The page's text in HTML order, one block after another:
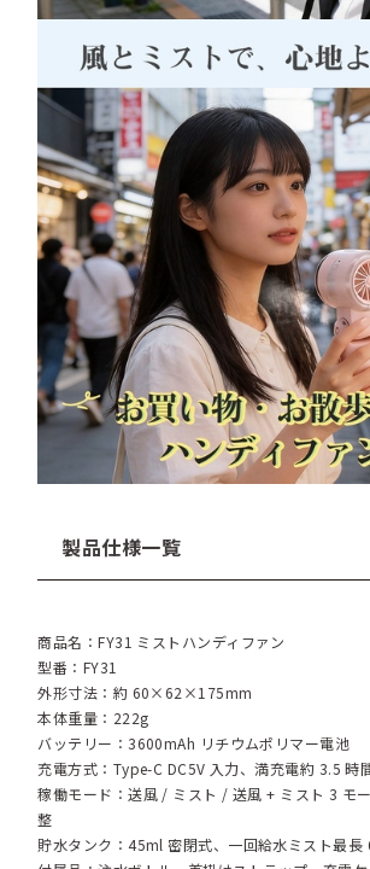
製品仕様一覧
商品名：FY31 ミストハンディファン
型番：FY31
外形寸法：約 60×62×175mm
本体重量：222g
バッテリー：3600mAh リチウムポリマー電池
充電方式：Type-C DC5V 入力、満充電約 3.5 時
稼働モード：送風 / ミスト / 送風 + ミスト 3 モ
整
貯水タンク：45ml 密閉式、一回給水ミスト最長